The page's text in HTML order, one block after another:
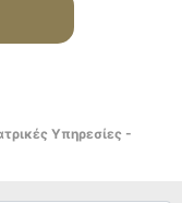
Υπηρεσίες -